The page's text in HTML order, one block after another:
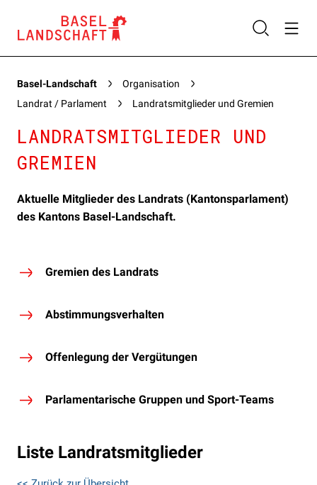
Basel-Landschaft
Organisation
Landrat / Parlament
Landratsmitglieder und Gremien
LANDRATSMITGLIEDER UND
GREMIEN
Aktuelle Mitglieder des Landrats (Kantonsparlament)
des Kantons Basel-Landschaft.
Gremien des Landrats
Abstimmungsverhalten
Offenlegung der Vergütungen
Parlamentarische Gruppen und Sport-Teams
Liste Landratsmitglieder